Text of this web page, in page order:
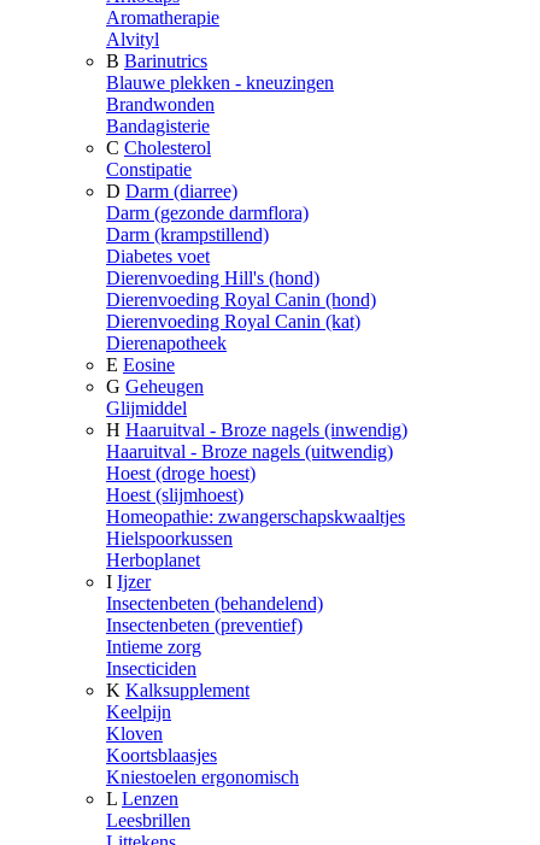
Aromatherapie
Alvityl
B Barinutrics
Blauwe plekken - kneuzingen
Brandwonden
Bandagisterie
C Cholesterol
Constipatie
D Darm (diarree)
Darm (gezonde darmflora)
Darm (krampstillend)
Diabetes voet
Dierenvoeding Hill's (hond)
Dierenvoeding Royal Canin (hond)
Dierenvoeding Royal Canin (kat)
Dierenapotheek
E Eosine
G Geheugen
Glijmiddel
H Haaruitval - Broze nagels (inwendig)
Haaruitval - Broze nagels (uitwendig)
Hoest (droge hoest)
Hoest (slijmhoest)
Homeopathie: zwangerschapskwaaltjes
Hielspoorkussen
Herboplanet
I Ijzer
Insectenbeten (behandelend)
Insectenbeten (preventief)
Intieme zorg
Insecticiden
K Kalksupplement
Keelpijn
Kloven
Koortsblaasjes
Kniestoelen ergonomisch
L Lenzen
Leesbrillen